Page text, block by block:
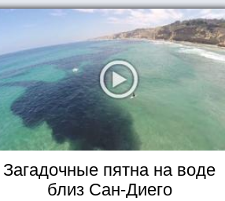
Загадочные пятна на воде
близ Сан-Диего